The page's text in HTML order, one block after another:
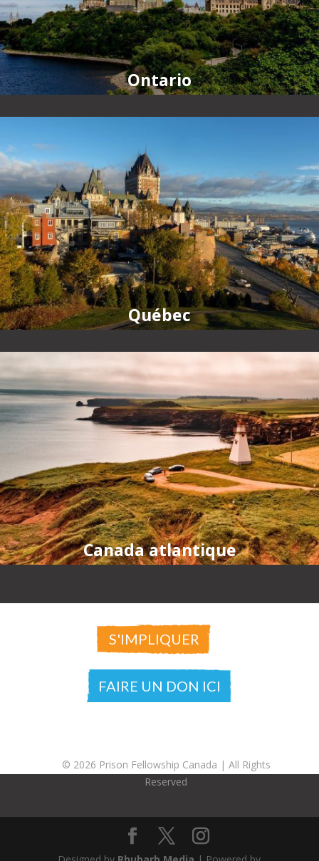
Ontario
Québec
Canada atlantique
S'IMPLIQUER
FAIRE UN DON ICI
© 2026 Prison Fellowship Canada | All Rights
Reserved